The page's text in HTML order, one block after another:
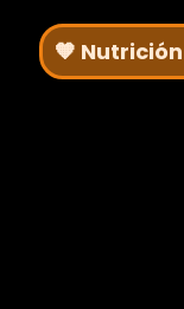
🧡